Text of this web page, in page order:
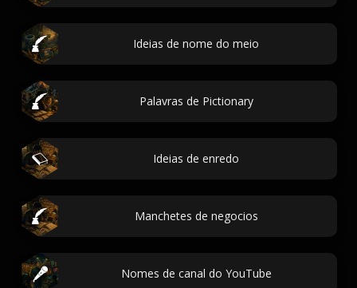
Ideias de nome do meio
Palavras de Pictionary
Ideias de enredo
Manchetes de negocios
Nomes de canal do YouTube